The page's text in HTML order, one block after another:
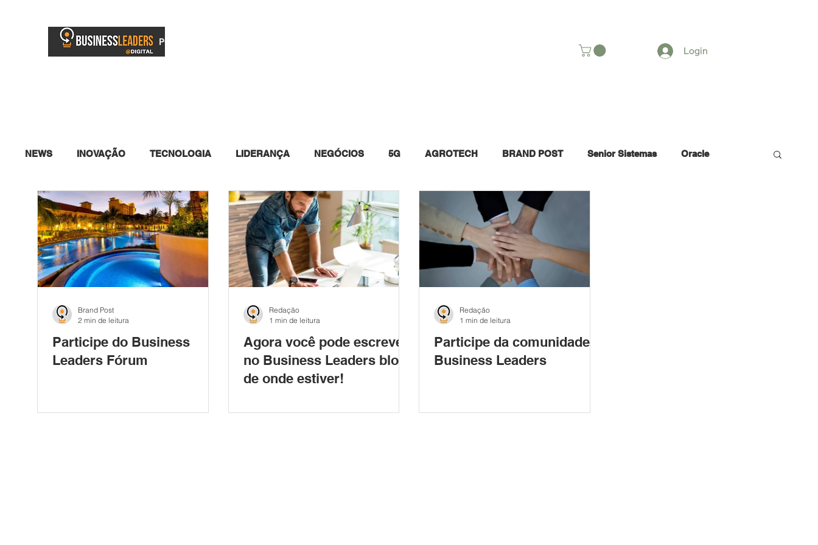
PORTAL
Login
NEWS INOVAÇÃO TECNOLOGIA LIDERANÇA NEGÓCIOS 5G AGROTECH BRAND POST Senior Sistemas Oracle
Participe do Business
Leaders Fórum
Brand Post
2 min de leitura
Agora você pode escrever
no Business Leaders blog
de onde estiver!
Redação
1 min de leitura
Participe da comunidade
Business Leaders
Redação
1 min de leitura